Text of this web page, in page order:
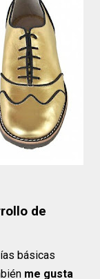
de
básicas
me gusta